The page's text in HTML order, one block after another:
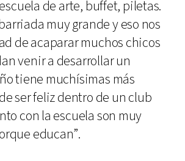
de arte, buffet, piletas.
muy grande y eso nos
de acaparar muchos chicos
venir a desarrollar un
tiene muchísimas más
ser feliz dentro de un club
con la escuela son muy
educan”.